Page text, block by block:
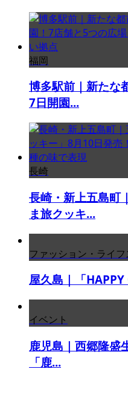
福岡
博多駅前｜新たな
7日開園...
長崎
長崎・新上五島町
ま旅クッキ...
ファッション・ライ
屋久島｜「HAPPY
イベント
鹿児島｜西郷隆盛
「鹿...